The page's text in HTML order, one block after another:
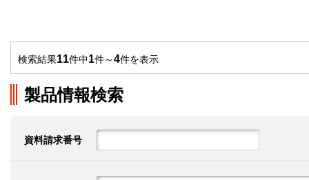
検索結果11件中1件～4件を表示
製品情報検索
資料請求番号